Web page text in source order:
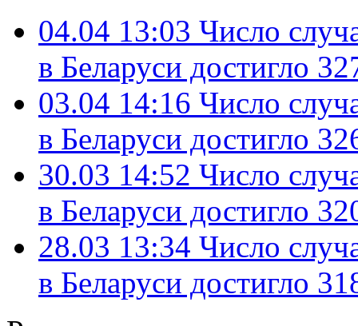
04.04 13:03 Число
в Беларуси достигло
03.04 14:16 Число
в Беларуси достигло
30.03 14:52 Число
в Беларуси достигло
28.03 13:34 Число
в Беларуси достигло